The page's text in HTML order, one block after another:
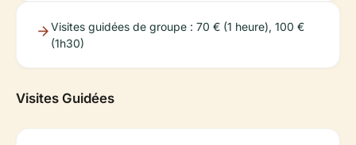
Visites guidées de groupe : 70 € (1 heure), 100 €
(1h30)
Visites Guidées